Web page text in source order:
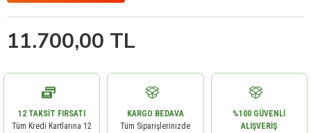
11.700,00 TL
12 TAKSIT FIRSATI
Tüm Kredi Kartlarına 12
KARGO BEDAVA
Tüm Siparişlerinizde
%100 GÜVENLI
ALIŞVERIŞ